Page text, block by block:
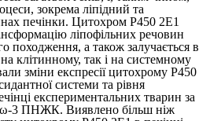
зокрема ліпідний та
печінки. Цитохром Р450 2Е1
ліпофільних речовин
походження, а також залучається в
клітинному, так і на системному
зміни експресії цитохрому Р450
системи та рівня
експериментальних тварин за
ω-3 ПНЖК. Виявлено більш ніж